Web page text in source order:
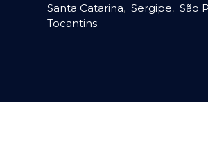
Santa Catarina, Sergipe, São
Tocantins.